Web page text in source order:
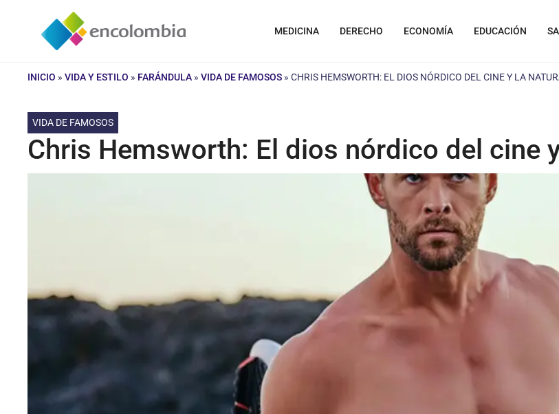
contenido
MEDICINA DERECHO ECONOMÍA EDUCACIÓN
INICIO » VIDA Y ESTILO » FARÁNDULA » VIDA DE FAMOSOS » CHRIS HEMSWORTH: EL DIOS NÓRDICO DEL CINE Y LA
VIDA DE FAMOSOS
Chris Hemsworth: El dios nórdico del cine